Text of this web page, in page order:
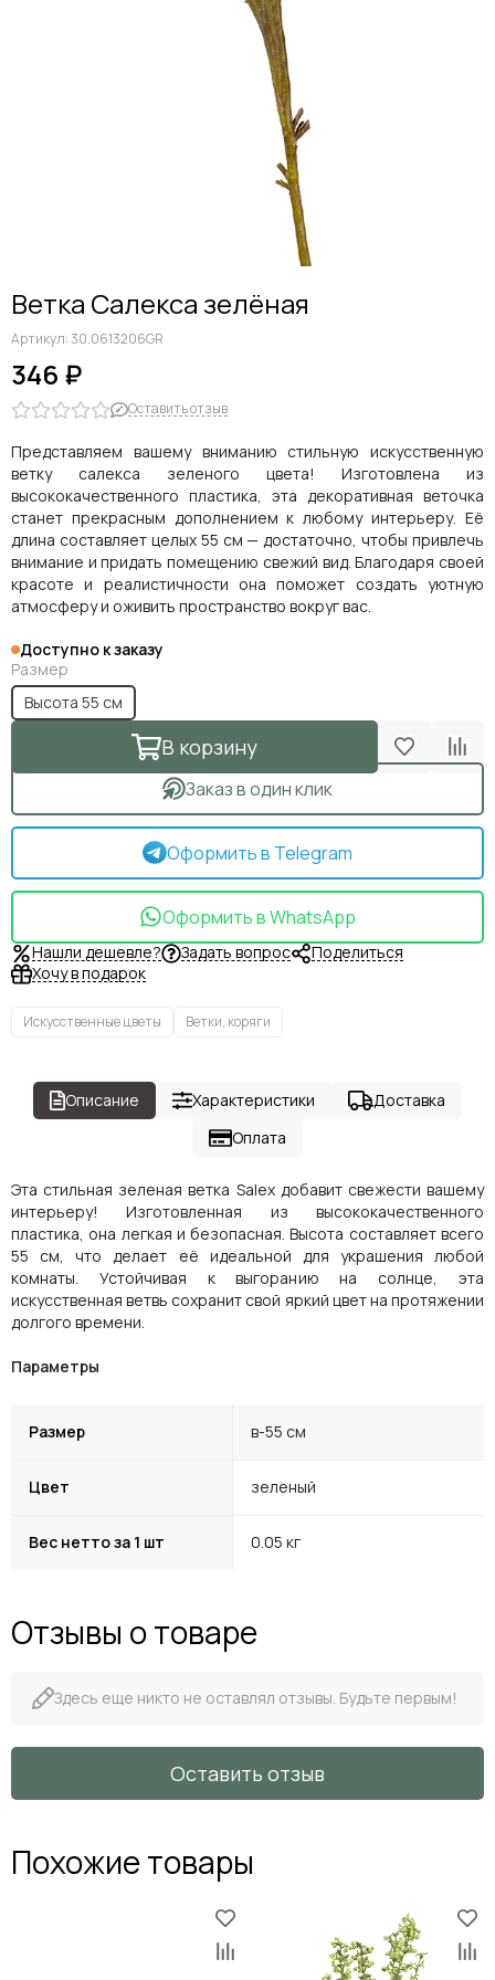
Ранункулюсы
Гладиолусы
Другие цветы
Космеи, ромашки
Ветка Салекса зелёная
Артикул:30.0613206GR
346 ₽
Оставить отзыв
Представляем вашему вниманию стильную искусственную
ветку салекса зеленого цвета! Изготовлена из
высококачественного пластика, эта декоративная веточка
станет прекрасным дополнением к любому интерьеру. Её
длина составляет целых 55 см — достаточно, чтобы привлечь
внимание и придать помещению свежий вид. Благодаря своей
красоте и реалистичности она поможет создать уютную
атмосферу и оживить пространство вокруг вас.
Доступно к заказу
Размер
Высота 55 см
В корзину
Заказ в один клик
Оформить в Telegram
Оформить в WhatsApp
Нашли дешевле? Задать вопрос
Поделиться
Хочу в подарок
Искусственные цветы Ветки, коряги
Описание Характеристики
Доставка
Оплата
Эта стильная зеленая ветка Salex добавит свежести вашему
интерьеру! Изготовленная из высококачественного
пластика, она легкая и безопасная. Высота составляет всего
55 см, что делает её идеальной для украшения любой
комнаты. Устойчивая к выгоранию на солнце, эта
искусственная ветвь сохранит свой яркий цвет на протяжении
долгого времени.
Параметры
Размер в-55 см
Цвет зеленый
Вес нетто за 1 шт 0.05 кг
Отзывы о товаре
Здесь еще никто не оставлял отзывы. Будьте первым!
Оставить отзыв
Похожие товары